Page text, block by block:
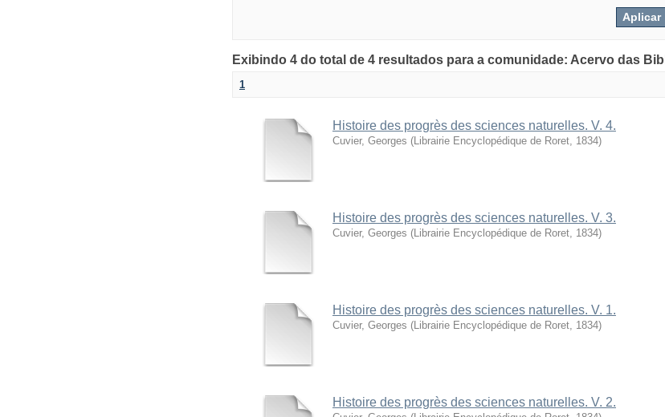
Exibindo 4 do total de 4 resultados para a comunidade: Acervo das
1
Histoire des progrès des sciences naturelles. V. 4.
Cuvier, Georges (Librairie Encyclopédique de Roret, 1834)
Histoire des progrès des sciences naturelles. V. 3.
Cuvier, Georges (Librairie Encyclopédique de Roret, 1834)
Histoire des progrès des sciences naturelles. V. 1.
Cuvier, Georges (Librairie Encyclopédique de Roret, 1834)
Histoire des progrès des sciences naturelles. V. 2.